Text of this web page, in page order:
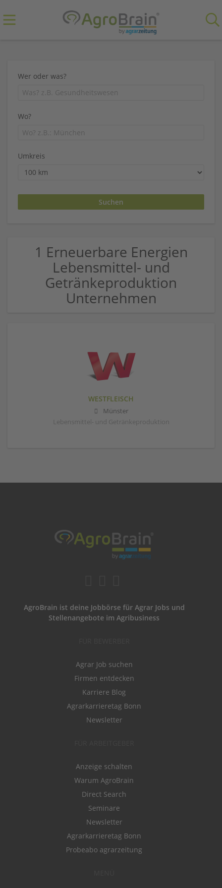
Wer oder was?
Wo?
Umkreis
1 Erneuerbare Energien
Lebensmittel- und
Getränkeproduktion
Unternehmen
WESTFLEISCH
Münster
Lebensmittel- und Getränkeproduktion
AgroBrain ist deine Jobbörse für Agrar Jobs und
Stellenangebote im Agribusiness
Agrar Job suchen
Firmen entdecken
Karriere Blog
Agrarkarrieretag Bonn
Newsletter
Anzeige schalten
Warum AgroBrain
Direct Search
Seminare
Newsletter
Agrarkarrieretag Bonn
Probeabo agrarzeitung